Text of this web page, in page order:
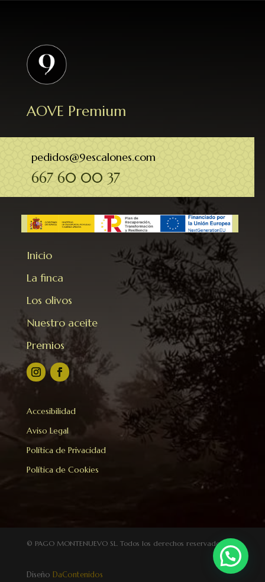
AOVE Premium
pedidos@9escalones.com
667 60 00 37
Inicio
La finca
Los olivos
Nuestro aceite
Premios
Accesibilidad
Aviso Legal
Política de Privacidad
Política de Cookies
© PAGO MONTENUEVO SL . Todos los derechos reservados
Diseño DaContenidos